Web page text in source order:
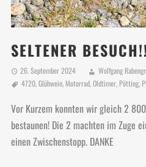
SELTENER BESUCH!!
26. September 2024 Wolfgang
4720,Glühwein, Motorrad,Oldtimer, Pötting,
Vor Kurzem konnten wir gleich 2
bestaunen! Die 2 machten im Zuge
einen Zwischenstopp. DANKE